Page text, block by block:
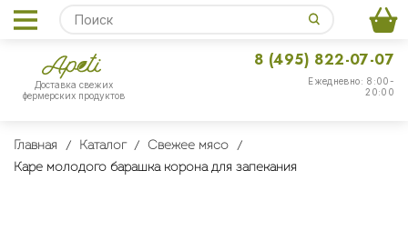
Доставка свежих
фермерских продуктов
Ежедневно: 8:00-
20:00
8 (495) 822-07-07
Главная Каталог
Свежее мясо
Каре молодого барашка корона для запекания